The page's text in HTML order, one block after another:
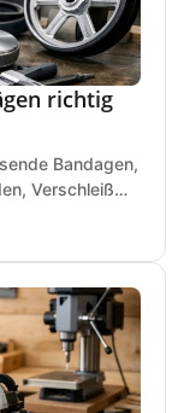
richtig
Bandagen,
Verschleiß